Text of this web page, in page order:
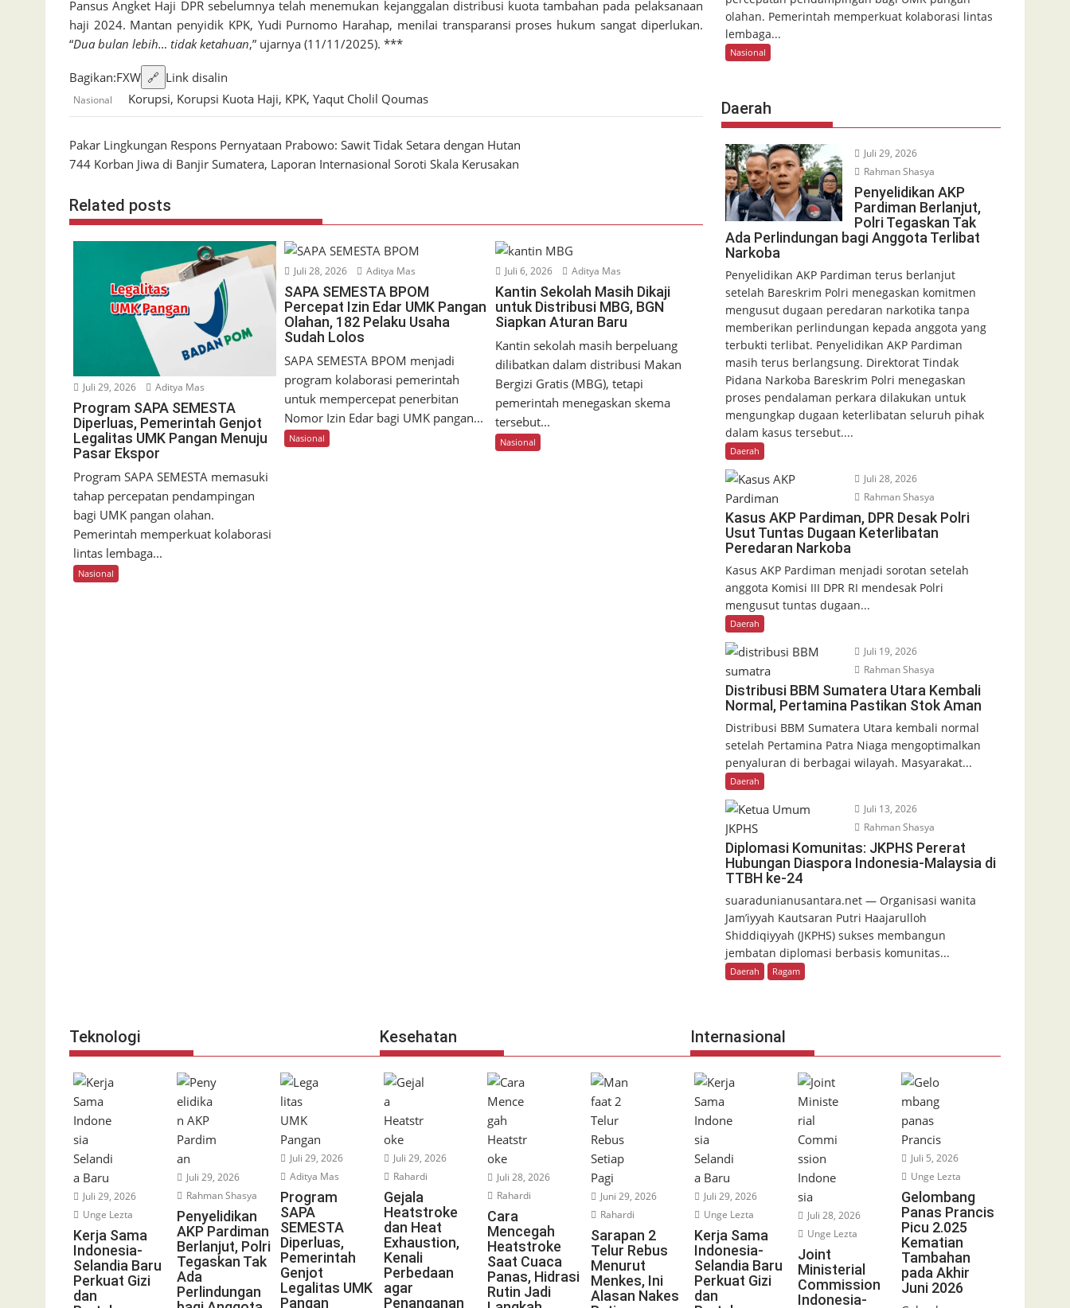
Pansus Angket Haji DPR sebelumnya telah menemukan kejanggalan distribusi kuota tambahan pada pelaksanaan
haji 2024. Mantan penyidik KPK, Yudi Purnomo Harahap, menilai transparansi proses hukum sangat diperlukan.
“Dua bulan lebih… tidak ketahuan,” ujarnya (11/11/2025). ***
Bagikan:FXW 🔗 Link disalin
Nasional Korupsi, Korupsi Kuota Haji, KPK, Yaqut Cholil Qoumas
Navigasi
pos
Pakar Lingkungan Respons Pernyataan Prabowo: Sawit Tidak Setara dengan Hutan
744 Korban Jiwa di Banjir Sumatera, Laporan Internasional Soroti Skala Kerusakan
Related posts
Juli 29, 2026 Aditya Mas
Program SAPA SEMESTA
Diperluas, Pemerintah Genjot
Legalitas UMK Pangan Menuju
Pasar Ekspor
Program SAPA SEMESTA memasuki
tahap percepatan pendampingan
bagi UMK pangan olahan.
Pemerintah memperkuat kolaborasi
lintas lembaga...
Nasional
Juli 28, 2026 Aditya Mas
SAPA SEMESTA BPOM
Percepat Izin Edar UMK Pangan
Olahan, 182 Pelaku Usaha
Sudah Lolos
SAPA SEMESTA BPOM menjadi
program kolaborasi pemerintah
untuk mempercepat penerbitan
Nomor Izin Edar bagi UMK pangan...
Nasional
Juli 6, 2026 Aditya Mas
Kantin Sekolah Masih Dikaji
untuk Distribusi MBG, BGN
Siapkan Aturan Baru
Kantin sekolah masih berpeluang
dilibatkan dalam distribusi Makan
Bergizi Gratis (MBG), tetapi
pemerintah menegaskan skema
tersebut...
Nasional
olahan. Pemerintah memperkuat kolaborasi lintas
lembaga...
Nasional
Daerah
Juli 29, 2026
Rahman Shasya
Penyelidikan AKP
Pardiman Berlanjut,
Polri Tegaskan Tak
Ada Perlindungan bagi Anggota Terlibat
Narkoba
Penyelidikan AKP Pardiman terus berlanjut
setelah Bareskrim Polri menegaskan komitmen
mengusut dugaan peredaran narkotika tanpa
memberikan perlindungan kepada anggota yang
terbukti terlibat. Penyelidikan AKP Pardiman
masih terus berlangsung. Direktorat Tindak
Pidana Narkoba Bareskrim Polri menegaskan
proses pendalaman perkara dilakukan untuk
mengungkap dugaan keterlibatan seluruh pihak
dalam kasus tersebut....
Daerah
Juli 28, 2026
Rahman Shasya
Kasus AKP Pardiman, DPR Desak Polri
Usut Tuntas Dugaan Keterlibatan
Peredaran Narkoba
Kasus AKP Pardiman menjadi sorotan setelah
anggota Komisi III DPR RI mendesak Polri
mengusut tuntas dugaan...
Daerah
Juli 19, 2026
Rahman Shasya
Distribusi BBM Sumatera Utara Kembali
Normal, Pertamina Pastikan Stok Aman
Distribusi BBM Sumatera Utara kembali normal
setelah Pertamina Patra Niaga mengoptimalkan
penyaluran di berbagai wilayah. Masyarakat...
Daerah
Juli 13, 2026
Rahman Shasya
Diplomasi Komunitas: JKPHS Pererat
Hubungan Diaspora Indonesia-Malaysia di
TTBH ke-24
suaradunianusantara.net — Organisasi wanita
Jam’iyyah Kautsaran Putri Haajarulloh
Shiddiqiyyah (JKPHS) sukses membangun
jembatan diplomasi berbasis komunitas...
Daerah Ragam
Teknologi
Juli 29, 2026
Unge Lezta
Kerja Sama
Indonesia-
Selandia Baru
Perkuat Gizi
dan
Juli 29, 2026
Rahman Shasya
Penyelidikan
AKP Pardiman
Berlanjut, Polri
Tegaskan Tak
Ada
Perlindungan
Juli 29, 2026
Aditya Mas
Program
SAPA
SEMESTA
Diperluas,
Pemerintah
Genjot
Legalitas UMK
Pangan
Kesehatan
Juli 29, 2026
Rahardi
Gejala
Heatstroke
dan Heat
Exhaustion,
Kenali
Perbedaan
agar
Penanganan
Juli 28, 2026
Rahardi
Cara
Mencegah
Heatstroke
Saat Cuaca
Panas, Hidrasi
Rutin Jadi
Juni 29, 2026
Rahardi
Sarapan 2
Telur Rebus
Menurut
Menkes, Ini
Alasan Nakes
Internasional
Juli 29, 2026
Unge Lezta
Kerja Sama
Indonesia-
Selandia Baru
Perkuat Gizi
dan
Juli 28, 2026
Unge Lezta
Joint
Ministerial
Commission
Indonesia-
Juli 5, 2026
Unge Lezta
Gelombang
Panas Prancis
Picu 2.025
Kematian
Tambahan
pada Akhir
Juni 2026